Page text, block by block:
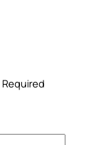
Required